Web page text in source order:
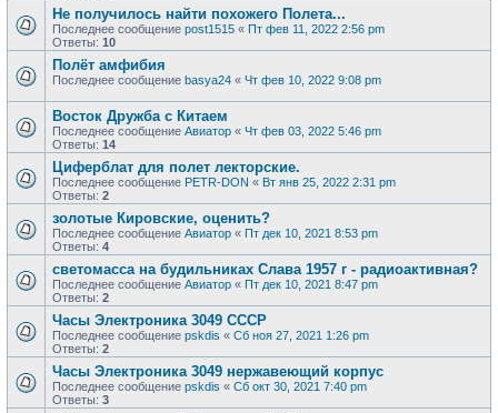
Не получилось найти похожего Полета...
Последнее сообщение post1515 « Пт фев 11, 2022 2:56 pm
Ответы: 10
Полёт амфибия
Последнее сообщение basya24 « Чт фев 10, 2022 9:08 pm
Восток Дружба с Китаем
Последнее сообщение Авиатор « Чт фев 03, 2022 5:46 pm
Ответы: 14
Циферблат для полет лекторские.
Последнее сообщение PETR-DON « Вт янв 25, 2022 2:31 pm
Ответы: 2
золотые Кировские, оценить?
Последнее сообщение Авиатор « Пт дек 10, 2021 8:53 pm
Ответы: 4
светомасса на будильниках Слава 1957 г - радиоактивная?
Последнее сообщение Авиатор « Пт дек 10, 2021 8:47 pm
Ответы: 2
Часы Электроника 3049 СССР
Последнее сообщение pskdis « Сб ноя 27, 2021 1:26 pm
Ответы: 2
Часы Электроника 3049 нержавеющий корпус
Последнее сообщение pskdis « Сб окт 30, 2021 7:40 pm
Ответы: 3